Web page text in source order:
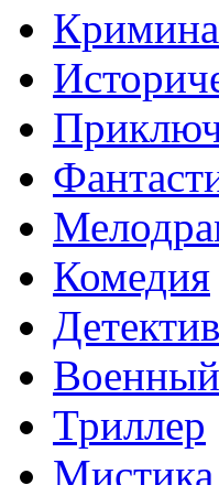
Комедия
Детектив
Военный
Триллер
Мистика